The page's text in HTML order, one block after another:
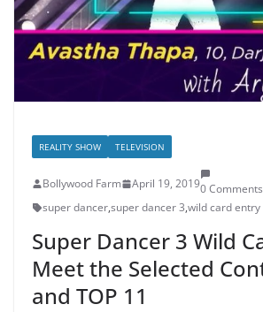
REALITY SHOW TELEVISION
Bollywood Farm April 19, 20190 Comments
super dancer,super dancer 3,wild card entry
Super Dancer 3 Wild
Meet the Selected
and TOP 11